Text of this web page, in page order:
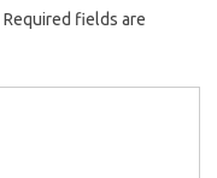
Required fields are